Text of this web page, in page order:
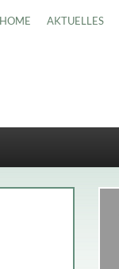
AKTUELLES
HOME